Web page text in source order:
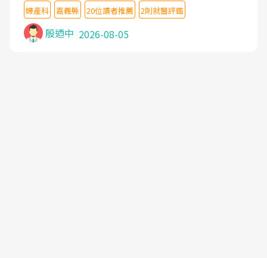
婦產科 嘉義縣 20位讀者推薦 2則就醫評鑑
殷迺中 2026-08-05